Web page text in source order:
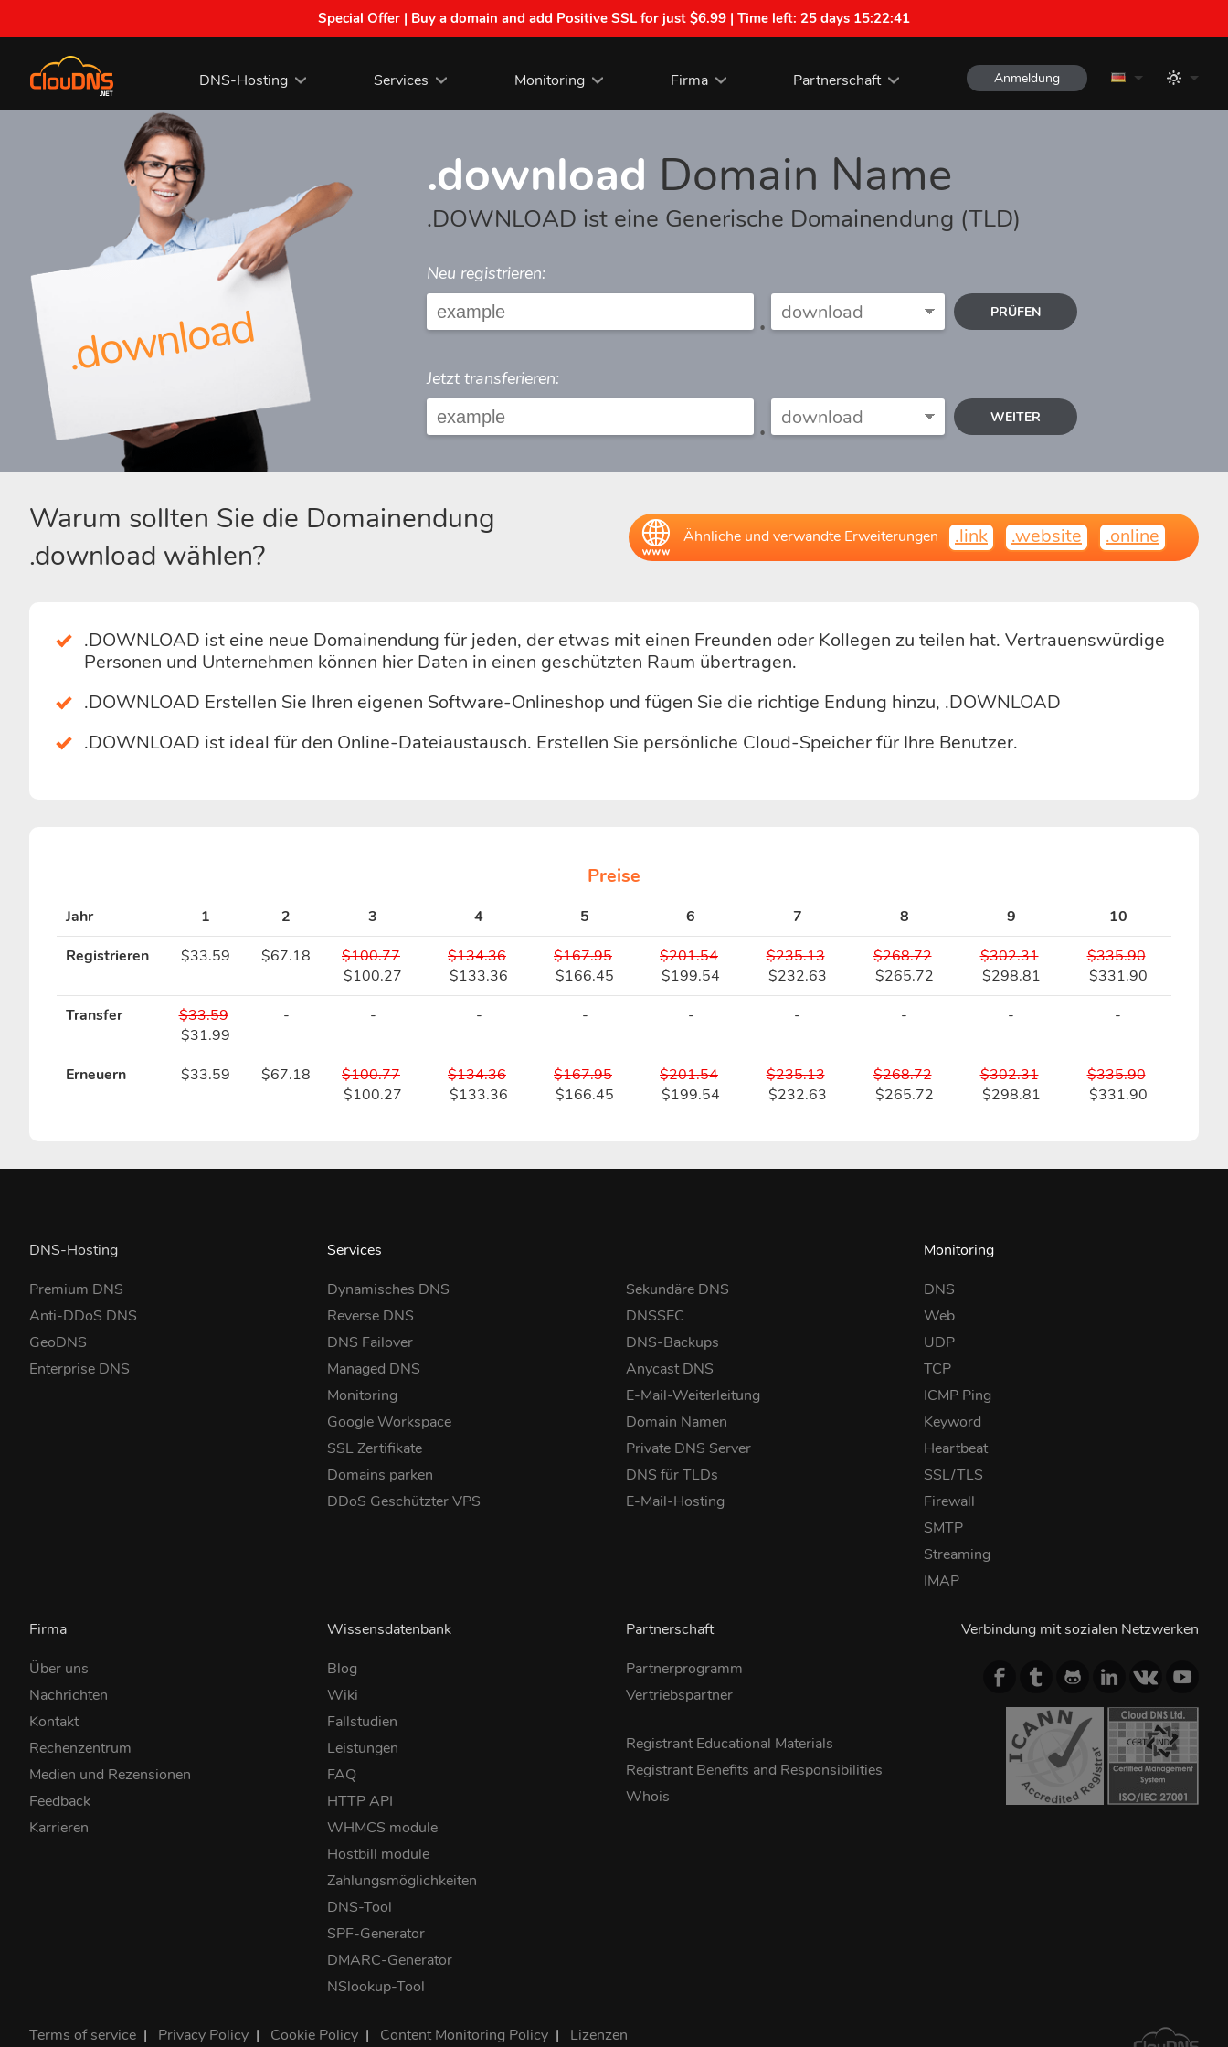
Special Offer | Buy a domain and add Positive SSL for just $6.99 | Time left: 25 days 15:22:40
DNS-Hosting Services Monitoring Firma Partnerschaft Anmeldung
.download
.download Domain Name
.DOWNLOAD ist eine Generische Domainendung (TLD)
Neu registrieren:
. PRÜFEN
Jetzt transferieren:
. WEITER
Warum sollten Sie die Domainendung
.download wählen?
Ähnliche und verwandte Erweiterungen .link .website .online
.DOWNLOAD ist eine neue Domainendung für jeden, der etwas mit einen Freunden oder Kollegen zu teilen hat. Vertrauenswürdige
Personen und Unternehmen können hier Daten in einen geschützten Raum übertragen.
.DOWNLOAD Erstellen Sie Ihren eigenen Software-Onlineshop und fügen Sie die richtige Endung hinzu, .DOWNLOAD
.DOWNLOAD ist ideal für den Online-Dateiaustausch. Erstellen Sie persönliche Cloud-Speicher für Ihre Benutzer.
Preise
Jahr 1 2 3 4 5 6 7 8 9
10
Registrieren
$33.59 $67.18
$100.77
$100.27
$134.36
$133.36
$167.95
$166.45
$201.54
$199.54
$235.13
$232.63
$268.72
$265.72
$302.31
$298.81
$335.90
$331.90
Transfer
$33.59
$31.99
- - - - - - - - -
Erneuern $33.59 $67.18
$100.77
$100.27
$134.36
$133.36
$167.95
$166.45
$201.54
$199.54
$235.13
$232.63
$268.72
$265.72
$302.31
$298.81
$335.90
$331.90
DNS-Hosting
Premium DNS
Anti-DDoS DNS
GeoDNS
Enterprise DNS
Services
Dynamisches DNS
Reverse DNS
DNS Failover
Managed DNS
Monitoring
Google Workspace
SSL Zertifikate
Domains parken
DDoS Geschützter VPS
Sekundäre DNS
DNSSEC
DNS-Backups
Anycast DNS
E-Mail-Weiterleitung
Domain Namen
Private DNS Server
DNS für TLDs
E-Mail-Hosting
Monitoring
DNS
Web
UDP
TCP
ICMP Ping
Keyword
Heartbeat
SSL/TLS
Firewall
SMTP
Streaming
IMAP
Firma
Über uns
Nachrichten
Kontakt
Rechenzentrum
Medien und Rezensionen
Feedback
Karrieren
Wissensdatenbank
Blog
Wiki
Fallstudien
Leistungen
FAQ
HTTP API
WHMCS module
Hostbill module
Zahlungsmöglichkeiten
DNS-Tool
SPF-Generator
DMARC-Generator
NSlookup-Tool
Partnerschaft
Partnerprogramm
Vertriebspartner
Registrant Educational Materials
Registrant Benefits and Responsibilities
Whois
Verbindung mit sozialen Netzwerken
Terms of service | Privacy Policy | Cookie Policy | Content Monitoring Policy | Lizenzen